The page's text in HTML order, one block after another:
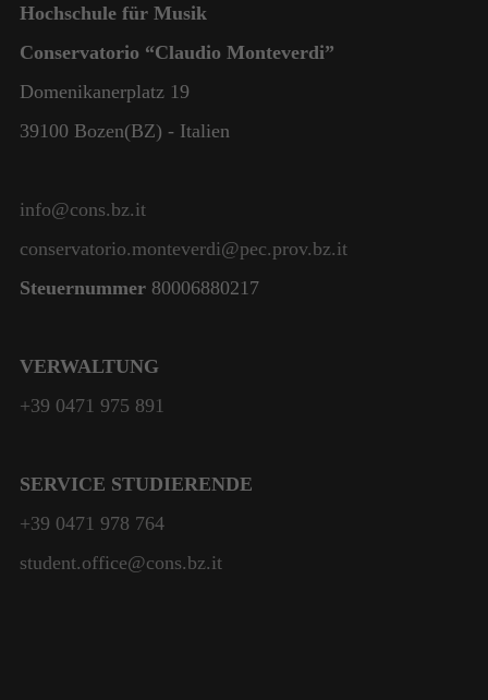
Hochschule für Musik
Conservatorio “Claudio Monteverdi”
Domenikanerplatz 19
39100 Bozen(BZ) - Italien
info@cons.bz.it
conservatorio.monteverdi@pec.prov.bz.it
Steuernummer 80006880217
VERWALTUNG
+39 0471 975 891
SERVICE STUDIERENDE
+39 0471 978 764
student.office@cons.bz.it